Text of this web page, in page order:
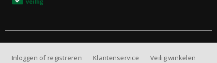
Inloggen of registreren Klantenservice Veilig winkelen